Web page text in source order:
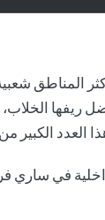
المناطق
ريفها الخلاب،
الكبير من
في ساري